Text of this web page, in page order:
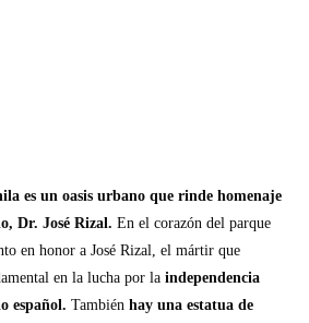
es un oasis urbano que rinde homenaje
Dr. José Rizal. En el corazón del parque
en honor a José Rizal, el mártir que
en la lucha por laindependencia
español. Tambiénhay una estatua de